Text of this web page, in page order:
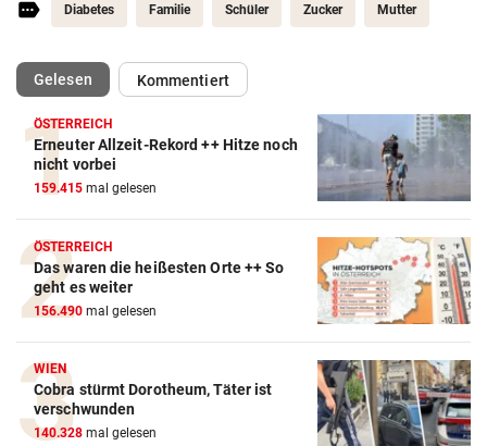
Diabetes Familie Schüler Zucker Mutter
Gelesen(ausgewählt)Kommentiert
ÖSTERREICH
Erneuter Allzeit-Rekord ++ Hitze noch
nicht vorbei
159.415 mal gelesen
ÖSTERREICH
Das waren die heißesten Orte ++ So
geht es weiter
156.490 mal gelesen
WIEN
Cobra stürmt Dorotheum, Täter ist
verschwunden
140.328 mal gelesen